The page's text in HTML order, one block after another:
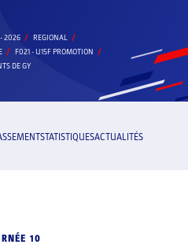
2026
REGIONAL
F021 - U15F PROMOTION
DE GY
STATISTIQUESACTUALITÉS
10